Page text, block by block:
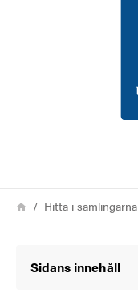
Länkstig
HemHitta i samlingarna
Sidans innehåll